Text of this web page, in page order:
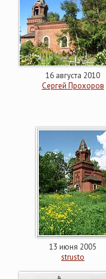
16 августа 2010
Сергей Прохоров
13 июня 2005
strusto